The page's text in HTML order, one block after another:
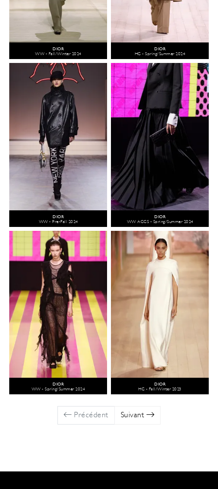
DIOR
WW - Fall/Winter 2024
DIOR
HC - Spring/Summer 2024
DIOR
WW - Pre-Fall 2024
DIOR
WW ACCS - Spring/Summer 2024
DIOR
WW - Spring/Summer 2024
DIOR
HC - Fall/Winter 2023
Précédent Suivant